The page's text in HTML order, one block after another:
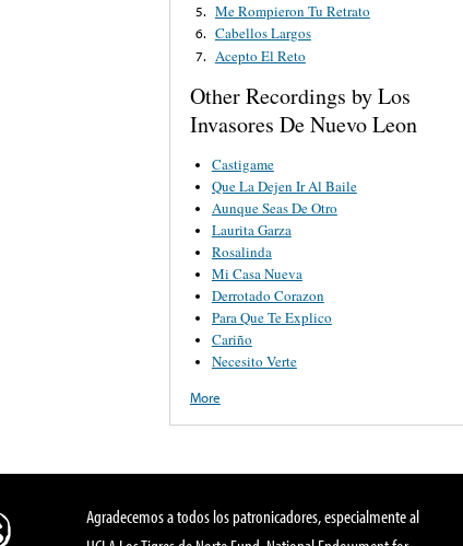
5. Me Rompieron Tu Retrato
6. Cabellos Largos
7. Acepto El Reto
Other Recordings by Los
Invasores De Nuevo Leon
Castigame
Que La Dejen Ir Al Baile
Aunque Seas De Otro
Laurita Garza
Rosalinda
Mi Casa Nueva
Derrotado Corazon
Para Que Te Explico
Cariño
Necesito Verte
More
Agradecemos a todos los patronicadores, especialmente al